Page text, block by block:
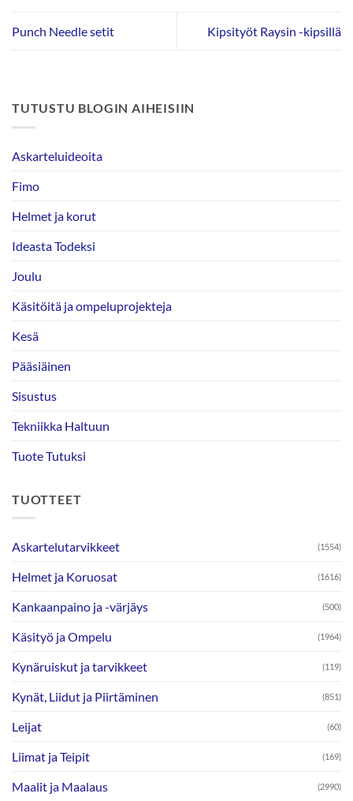
valinnat
Punch Needle setit Kipsityöt Raysin -kipsillä
TUTUSTU BLOGIN AIHEISIIN
Askarteluideoita
Fimo
Helmet ja korut
Ideasta Todeksi
Joulu
Käsitöitä ja ompeluprojekteja
Kesä
Pääsiäinen
Sisustus
Tekniikka Haltuun
Tuote Tutuksi
TUOTTEET
Askartelutarvikkeet (1554)
Helmet ja Koruosat (1616)
Kankaanpaino ja -värjäys (500)
Käsityö ja Ompelu (1964)
Kynäruiskut ja tarvikkeet (119)
Kynät, Liidut ja Piirtäminen (851)
Leijat (60)
Liimat ja Teipit (169)
Maalit ja Maalaus (2990)